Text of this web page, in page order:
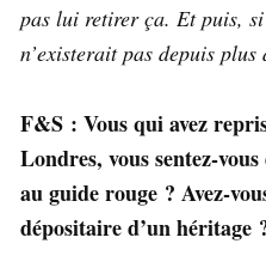
pas lui retirer ça. Et puis,
n’existerait pas depuis
F&S : Vous qui avez
Londres, vous sentez-
au guide rouge ? Avez-
dépositaire d’un héritage